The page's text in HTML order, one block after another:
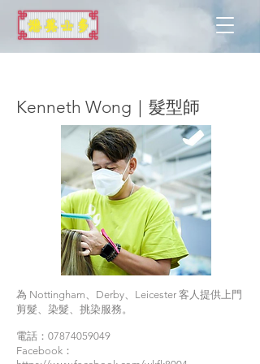
Kenneth Wong｜髮型師
為 Nottingham、Derby、Leicester 客人提供上門
剪髮、染髮、挑染服務。
電話：07874059049
Facebook：